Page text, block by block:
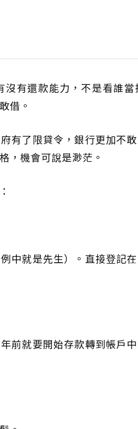
有還款能力，不是看誰
借。
有了限貸令，銀行更加不
，機會可說是渺茫。
中就是先生）。直接登記
前就要開始存款轉到帳戶